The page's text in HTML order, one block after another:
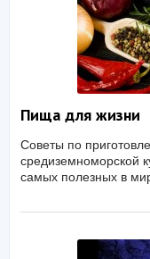
Пища для жизни
Советы по
средиземноморской
самых полезных в